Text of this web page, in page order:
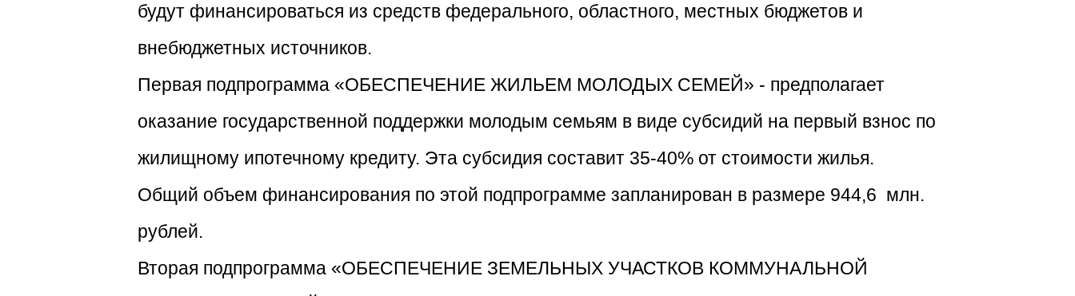
будут финансироваться из средств федерального, областного, местных бюджетов и
внебюджетных источников.
Первая подпрограмма «ОБЕСПЕЧЕНИЕ ЖИЛЬЕМ МОЛОДЫХ СЕМЕЙ» - предполагает
оказание государственной поддержки молодым семьям в виде субсидий на первый взнос по
жилищному ипотечному кредиту. Эта субсидия составит 35-40% от стоимости жилья.
Общий объем финансирования по этой подпрограмме запланирован в размере 944,6 млн.
рублей.
Вторая подпрограмма «ОБЕСПЕЧЕНИЕ ЗЕМЕЛЬНЫХ УЧАСТКОВ КОММУНАЛЬНОЙ